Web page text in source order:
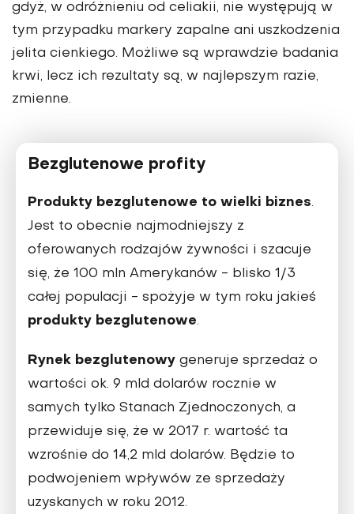
gdyż, w odróżnieniu od celiakii, nie występują w
tym przypadku markery zapalne ani uszkodzenia
jelita cienkiego. Możliwe są wprawdzie badania
krwi, lecz ich rezultaty są, w najlepszym razie,
zmienne.
Bezglutenowe profity
Produkty bezglutenowe to wielki biznes.
Jest to obecnie najmodniejszy z
oferowanych rodzajów żywności i szacuje
się, że 100 mln Amerykanów - blisko 1/3
całej populacji - spożyje w tym roku jakieś
produkty bezglutenowe.
Rynek bezglutenowy generuje sprzedaż o
wartości ok. 9 mld dolarów rocznie w
samych tylko Stanach Zjednoczonych, a
przewiduje się, że w 2017 r. wartość ta
wzrośnie do 14,2 mld dolarów. Będzie to
podwojeniem wpływów ze sprzedaży
uzyskanych w roku 2012.